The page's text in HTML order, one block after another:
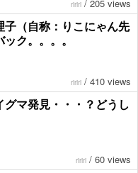
ririri / 205 views
（自称：りこにゃん先
ク。。。。
ririri / 410 views
マ発見・・・？どうし
ririri / 60 views